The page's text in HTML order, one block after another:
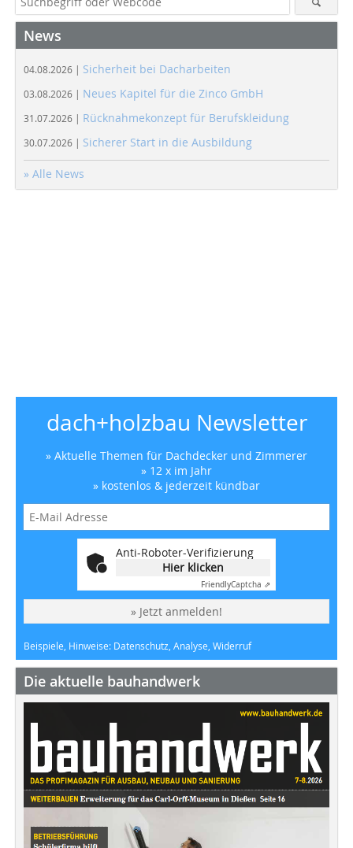
News
04.08.2026 | Sicherheit bei Dacharbeiten
03.08.2026 | Neues Kapitel für die Zinco GmbH
31.07.2026 | Rücknahmekonzept für Berufskleidung
30.07.2026 | Sicherer Start in die Ausbildung
» Alle News
dach+holzbau Newsletter
» Aktuelle Themen für Dachdecker und Zimmerer
» 12 x im Jahr
» kostenlos & jederzeit kündbar
Anti-Roboter-Verifizierung
Hier klicken
FriendlyCaptcha ⇗
» Jetzt anmelden!
Beispiele, Hinweise: Datenschutz, Analyse, Widerruf
Die aktuelle bauhandwerk